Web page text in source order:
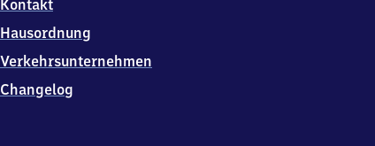
Berlin
Kontakt
Hausordnung
Verkehrsunternehmen
Changelog